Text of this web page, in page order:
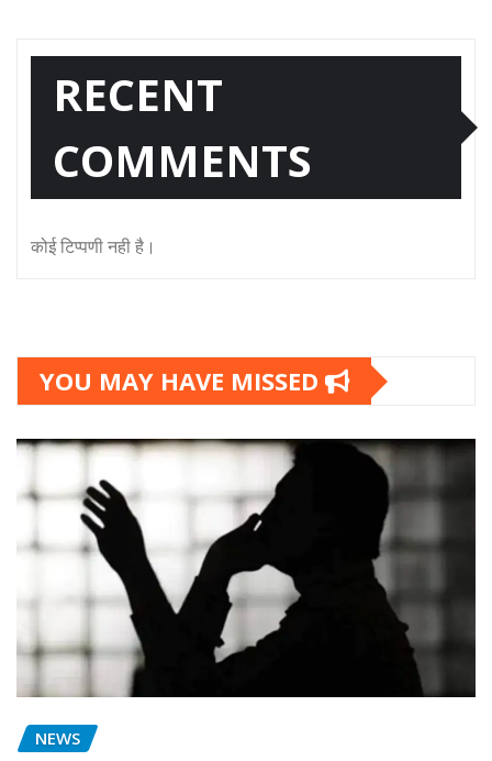
RECENT
COMMENTS
कोई टिप्पणी नही है।
YOU MAY HAVE MISSED
NEWS